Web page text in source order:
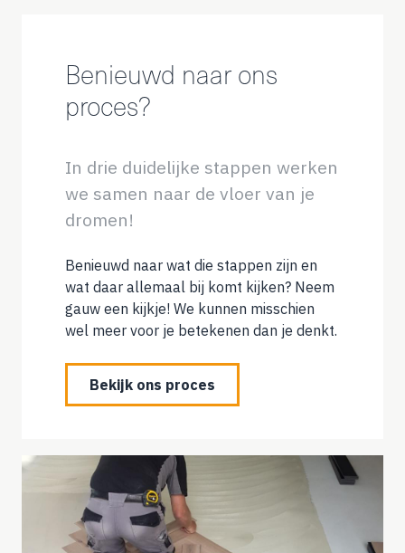
Benieuwd naar ons
proces?
In drie duidelijke stappen werken
we samen naar de vloer van je
dromen!
Benieuwd naar wat die stappen zijn en
wat daar allemaal bij komt kijken? Neem
gauw een kijkje! We kunnen misschien
wel meer voor je betekenen dan je denkt.
Bekijk ons proces